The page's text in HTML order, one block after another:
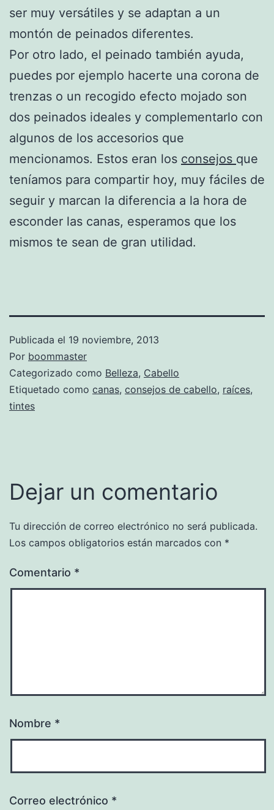
ser muy versátiles y se adaptan a un
montón de peinados diferentes.
Por otro lado, el peinado también ayuda,
puedes por ejemplo hacerte una corona de
trenzas o un recogido efecto mojado son
dos peinados ideales y complementarlo con
algunos de los accesorios que
mencionamos. Estos eran los consejos que
teníamos para compartir hoy, muy fáciles de
seguir y marcan la diferencia a la hora de
esconder las canas, esperamos que los
mismos te sean de gran utilidad.
Publicada el 19 noviembre, 2013
Por boommaster
Categorizado como Belleza, Cabello
Etiquetado como canas, consejos de cabello, raíces,
tintes
Dejar un comentario
Tu dirección de correo electrónico no será publicada.
Los campos obligatorios están marcados con *
Comentario *
Nombre *
Correo electrónico *